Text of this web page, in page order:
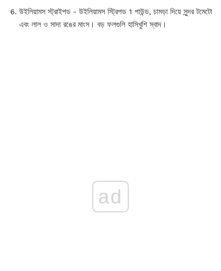
উইলিয়ামস স্ট্রাইপড - উইলিয়ামস স্ট্রিপড 1 পাউন্ড, চামড়া দিয়ে সুন্দর টমেটো
এবং লাল ও সাদা রঙের মাংস। বড় ফলগুলি হাসিখুশি স্বাদ।
ad